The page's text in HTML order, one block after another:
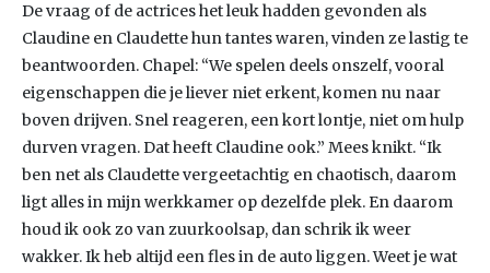
De vraag of de actrices het leuk hadden gevonden als
Claudine en Claudette hun tantes waren, vinden ze lastig te
beantwoorden. Chapel: “We spelen deels onszelf, vooral
eigenschappen die je liever niet erkent, komen nu naar
boven drijven. Snel reageren, een kort lontje, niet om hulp
durven vragen. Dat heeft Claudine ook.” Mees knikt. “Ik
ben net als Claudette vergeetachtig en chaotisch, daarom
ligt alles in mijn werkkamer op dezelfde plek. En daarom
houd ik ook zo van zuurkoolsap, dan schrik ik weer
wakker. Ik heb altijd een fles in de auto liggen. Weet je wat